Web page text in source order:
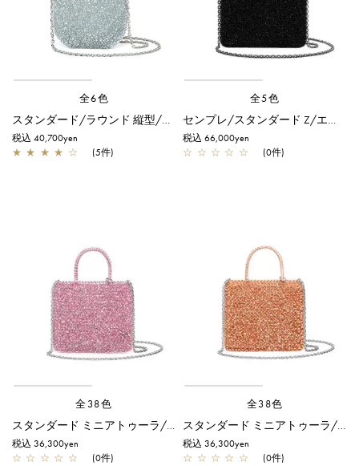
全6色
スタンダード/ラウンド 縦型/スモール/シルバー
税込 40,700yen
★ ★ ★ ★ ☆ (5件)
全5色
センプレ/スタンダード Z/エナメルブラック
税込 66,000yen
☆ ☆ ☆ ☆ ☆ (0件)
全38色
スタンダード ミニアトゥーラ/オーキッドシルバー
税込 36,300yen
☆ ☆ ☆ ☆ ☆ (0件)
全38色
スタンダード ミニアトゥーラ/マンダリン アルボルド
税込 36,300yen
☆ ☆ ☆ ☆ ☆ (0件)